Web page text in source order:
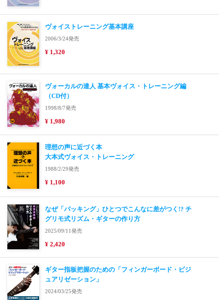
ヴォイストレーニング基本講座
2006/3/24発売
¥ 1,320
ヴォーカルの達人 基本ヴォイス・トレーニング編
（CD付）
1998/8/7発売
¥ 1,980
理想の声に近づく本
大本式ヴォイス・トレーニング
1988/2/29発売
¥ 1,100
なぜ「バッキング」ひとつでこんなに差がつく!? チ
グリモ式リズム・ギターの作り方
2025/09/11発売
¥ 2,420
ギター指板把握のための「フィンガーボード・ビジ
ュアリゼーション」
2024/03/25発売